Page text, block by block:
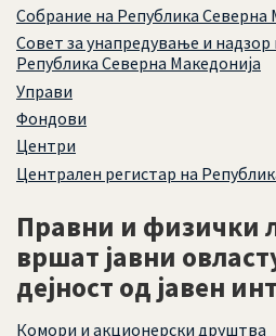
Собрание на Република Северна
Совет за унапредување и надзор
Република Северна Македонија
Управи
Фондови
Центри
Централен регистар на
Правни и физички
вршат јавни
дејност од јавен
Комори и акционерски друштва